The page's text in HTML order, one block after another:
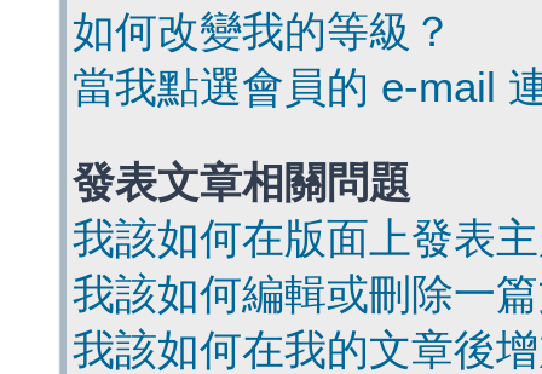
如何改變我的等級？
當我點選會員的 e-mail
發表文章相關問題
我該如何在版面上發表
我該如何編輯或刪除一
我該如何在我的文章後